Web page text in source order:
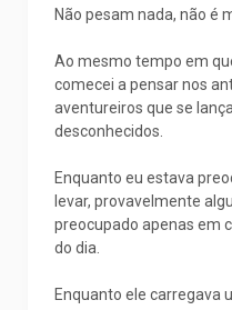
Não pesam nada, não é
Ao mesmo tempo em
comecei a pensar nos
aventureiros que se
desconhecidos.
Enquanto eu estava
levar, provavelmente
preocupado apenas em
do dia.
Enquanto ele carregava